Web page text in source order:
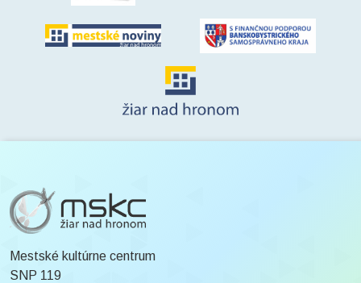
Mestské kultúrne centrum
SNP 119